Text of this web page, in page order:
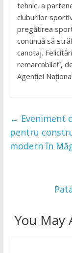
tehnic, a
cluburilor
pregătirea
continuă să
canotaj.
remarcabile!”,
Agenției
← Eveniment
pentru
modern în
You May